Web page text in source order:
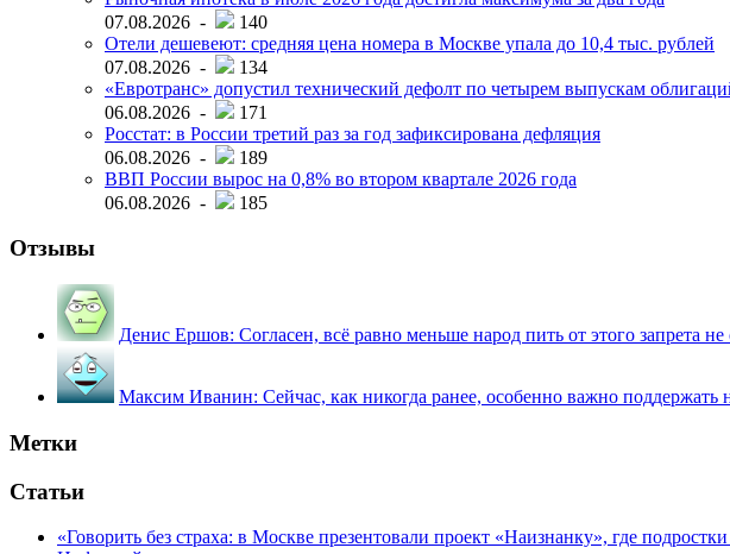
07.08.2026 -
140
Отели дешевеют: средняя цена номера в Москве упала до 10,4 тыс. рублей
07.08.2026 -
134
«Евротранс» допустил технический дефолт по четырем выпускам
06.08.2026 -
171
Росстат: в России третий раз за год зафиксирована дефляция
06.08.2026 -
189
ВВП России вырос на 0,8% во втором квартале 2026 года
06.08.2026 -
185
Отзывы
Денис Ершов: Согласен, всё равно меньше народ пить от этого запрета не
Максим Иванин: Сейчас, как никогда ранее, особенно важно поддержать
Метки
Статьи
«Говорить без страха: в Москве презентовали проект «Наизнанку», где